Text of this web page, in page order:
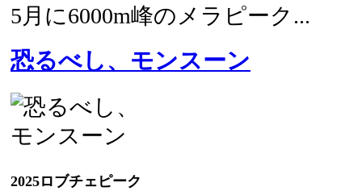
5月に6000m峰のメラピーク...
恐るべし、モンスーン
2025ロブチェピーク